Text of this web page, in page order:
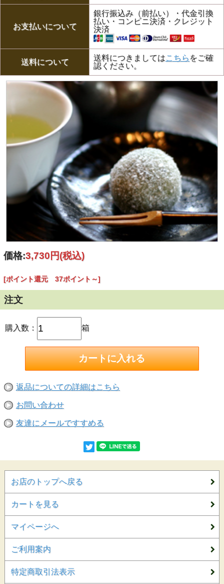
お支払いについて
銀行振込み（前払い）・代金引換
払い・コンビニ決済・クレジット
決済
送料について 送料につきましてはこちら をご確
認ください。
価格:3,730円(税込)
[ポイント還元 37ポイント～]
注文
購入数： 箱
返品についての詳細はこちら
お問い合わせ
友達にメールですすめる
お店のトップへ戻る
カートを見る
マイページへ
ご利用案内
特定商取引法表示